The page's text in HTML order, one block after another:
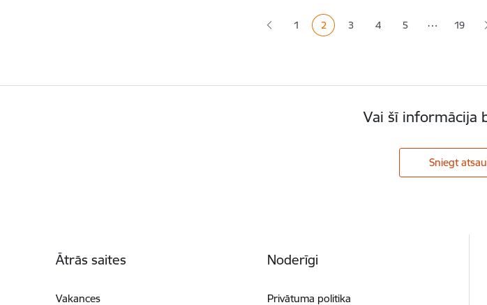
Lapa
1 Pašreizējā lapa
2 Lapa
3 Lapa
4 Lapa
5 … 19
Vai šī informācija
Sniegt
Ātrās saites
Vakances
Noderīgi
Privātuma politika